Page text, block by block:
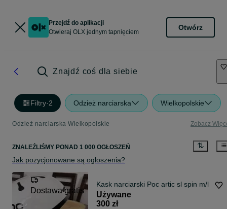
Przejdź do aplikacji
Otwieraj OLX jednym tapnięciem
Otwórz
Znajdź coś dla siebie
Filtry·2 Odzież narciarska Wielkopolskie
Odzież narciarska Wielkopolskie Zobacz
ZNALEŹLIŚMY PONAD 1 000 OGŁOSZEŃ
Jak pozycjonowane są ogłoszenia?
Dostawa gratis
Kask narciarski Poc artic sl spin m/l
Używane
300 zł